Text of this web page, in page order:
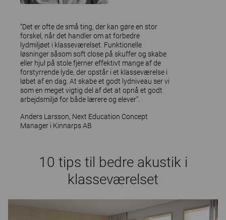
”Det er ofte de små ting, der kan gøre en stor
forskel, når det handler om at forbedre
lydmiljøet i klasseværelset. Funktionelle
løsninger såsom soft close på skuffer og skabe
eller hjul på stole fjerner effektivt mange af de
forstyrrende lyde, der opstår i et klasseværelse i
løbet af en dag. At skabe et godt lydniveau ser vi
som en meget vigtig del af det at opnå et godt
arbejdsmiljø for både lærere og elever”.
Anders Larsson, Next Education Concept
Manager i Kinnarps AB
10 tips til bedre akustik i
klasseværelset